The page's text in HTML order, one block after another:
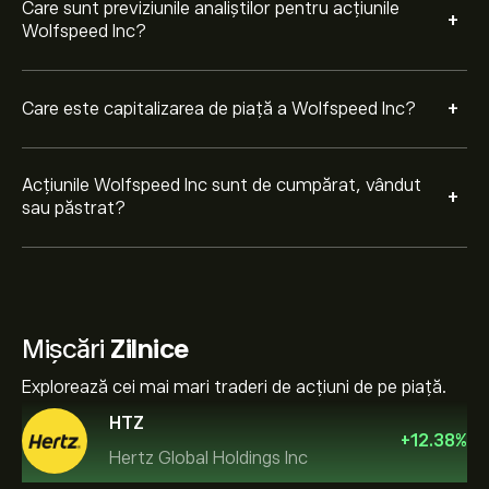
Care sunt previziunile analiștilor pentru acțiunile
Wolfspeed Inc?
+
Care este capitalizarea de piață a Wolfspeed Inc? +
Acțiunile Wolfspeed Inc sunt de cumpărat, vândut
sau păstrat?
+
Mișcări Zilnice
Explorează cei mai mari traderi de acțiuni de pe piață.
HTZ
Hertz Global Holdings Inc
+12.38%